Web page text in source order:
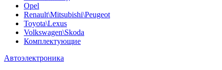
Opel
Renault\Mitsubishi\Peugeot
Toyota\Lexus
Volkswagen\Skoda
Комплектующие
Автоэлектроника